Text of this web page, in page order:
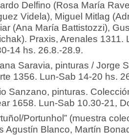
Delfino (Rosa María
Videla), Miguel Mitlag
(Ana María Battistozzi),
Praxis, Arenales 1311.
14 hs. 26.8.-28.9.­­
Saravia, pinturas / Jorge
1356. Lun-Sab 14-20 hs.
Sanzano, pinturas.
1658. Lun-Sab 10.30-21,
Portunhol” (muestra
Agustín Blanco, Martín